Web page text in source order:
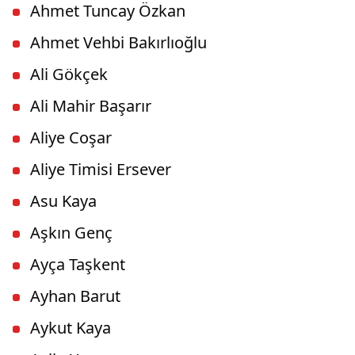
Ahmet Tuncay Özkan
Ahmet Vehbi Bakırlıoğlu
Ali Gökçek
Ali Mahir Başarır
Aliye Coşar
Aliye Timisi Ersever
Asu Kaya
Aşkın Genç
Ayça Taşkent
Ayhan Barut
Aykut Kaya